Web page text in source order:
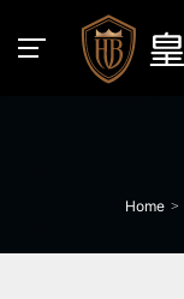
Home